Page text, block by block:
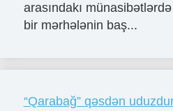
arasındakı
bir mərhələnin baş...
“Qarabağ” qəsdən